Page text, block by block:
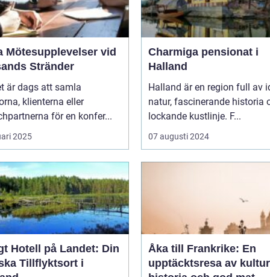
Mötesupplevelser vid
Stränder
är dags att samla
klienterna eller
för en konfer...
2025
Charmiga pensionat i
Halland
Halland är en region full av
natur, fascinerande historia
lockande kustlinje. F...
07 augusti 2024
Hotell på Landet: Din
Tillflyktsort i
Åka till Frankrike: En
upptäcktsresa av